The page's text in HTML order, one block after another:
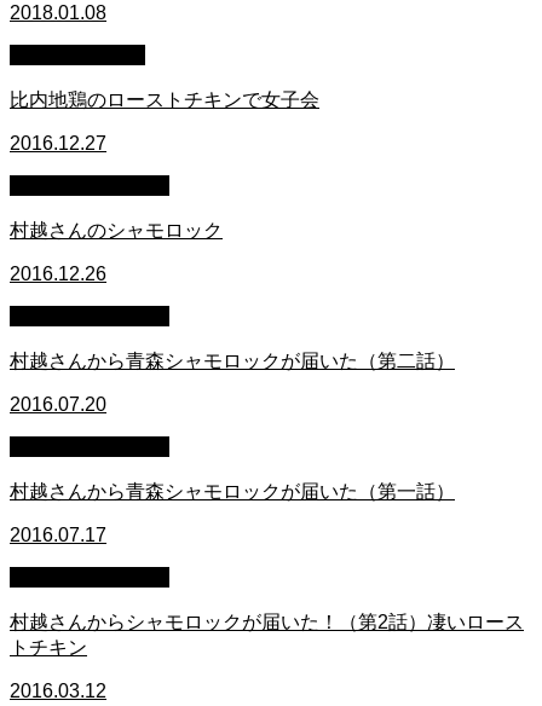
2018.01.08
比内地鶏のローストチキンで女子会
2016.12.27
村越さんのシャモロック
2016.12.26
村越さんから青森シャモロックが届いた（第二話）
2016.07.20
村越さんから青森シャモロックが届いた（第一話）
2016.07.17
村越さんからシャモロックが届いた！（第2話）凄いロース
トチキン
2016.03.12